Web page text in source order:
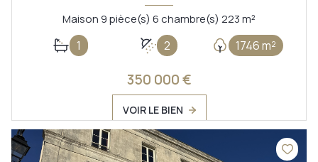
Maison 9 pièce(s) 6 chambre(s) 223 m²
1 2 1746 m²
350 000 €
VOIR LE BIEN